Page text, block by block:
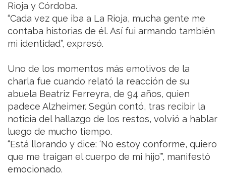
Rioja y Córdoba.
“Cada vez que iba a La Rioja, mucha gente me
contaba historias de él. Así fui armando también
mi identidad”, expresó.
Uno de los momentos más emotivos de la
charla fue cuando relató la reacción de su
abuela Beatriz Ferreyra, de 94 años, quien
padece Alzheimer. Según contó, tras recibir la
noticia del hallazgo de los restos, volvió a hablar
luego de mucho tiempo.
“Está llorando y dice: ‘No estoy conforme, quiero
que me traigan el cuerpo de mi hijo’”, manifestó
emocionado.